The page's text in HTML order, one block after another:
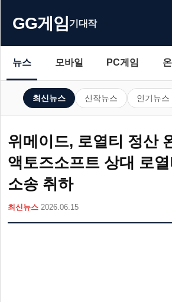
GG게임기대작
뉴스 모바일 PC게임
최신뉴스 신작뉴스 인기뉴스
위메이드, 로열티 정산
액토즈소프트 상대 로
소송 취하
최신뉴스 2026.06.15